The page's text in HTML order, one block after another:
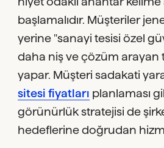
başlamalıdır. Müşteriler
yerine "sanayi tesisi özel
daha niş ve çözüm arayan
yapar. Müşteri sadakati
sitesi fiyatları planlaması
görünürlük stratejisi de
hedeflerine doğrudan